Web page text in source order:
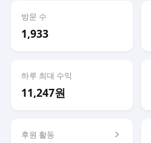
방문 수
1,933
하루 최대 수익
11,247원
후원 활동